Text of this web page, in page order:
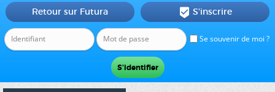
Se souvenir de moi ?
Retour sur Futura  S'inscrire